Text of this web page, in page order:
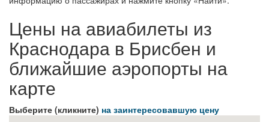
Цены на авиабилеты из
Краснодара в Брисбен и
ближайшие аэропорты на
карте
Выберите (кликните) на заинтересовавшую цену